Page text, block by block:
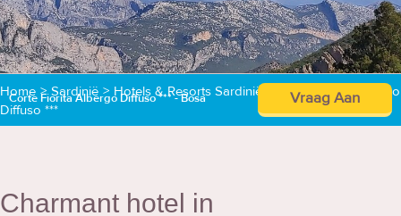
Home > Sardinië > Hotels & Resorts Sardinië
Corte Fiorita Albergo
Diffuso ***
Corte Fiorita Albergo Diffuso *** - Bosa Vraag Aan
Charmant hotel in